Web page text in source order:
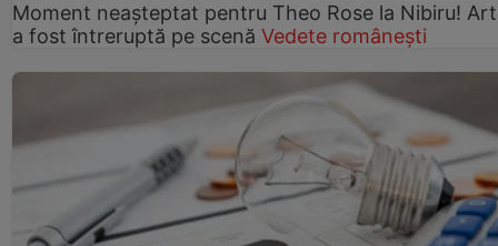
Moment neașteptat pentru Theo Rose la Nibiru!
a fost întreruptă pe scenă Vedete românești